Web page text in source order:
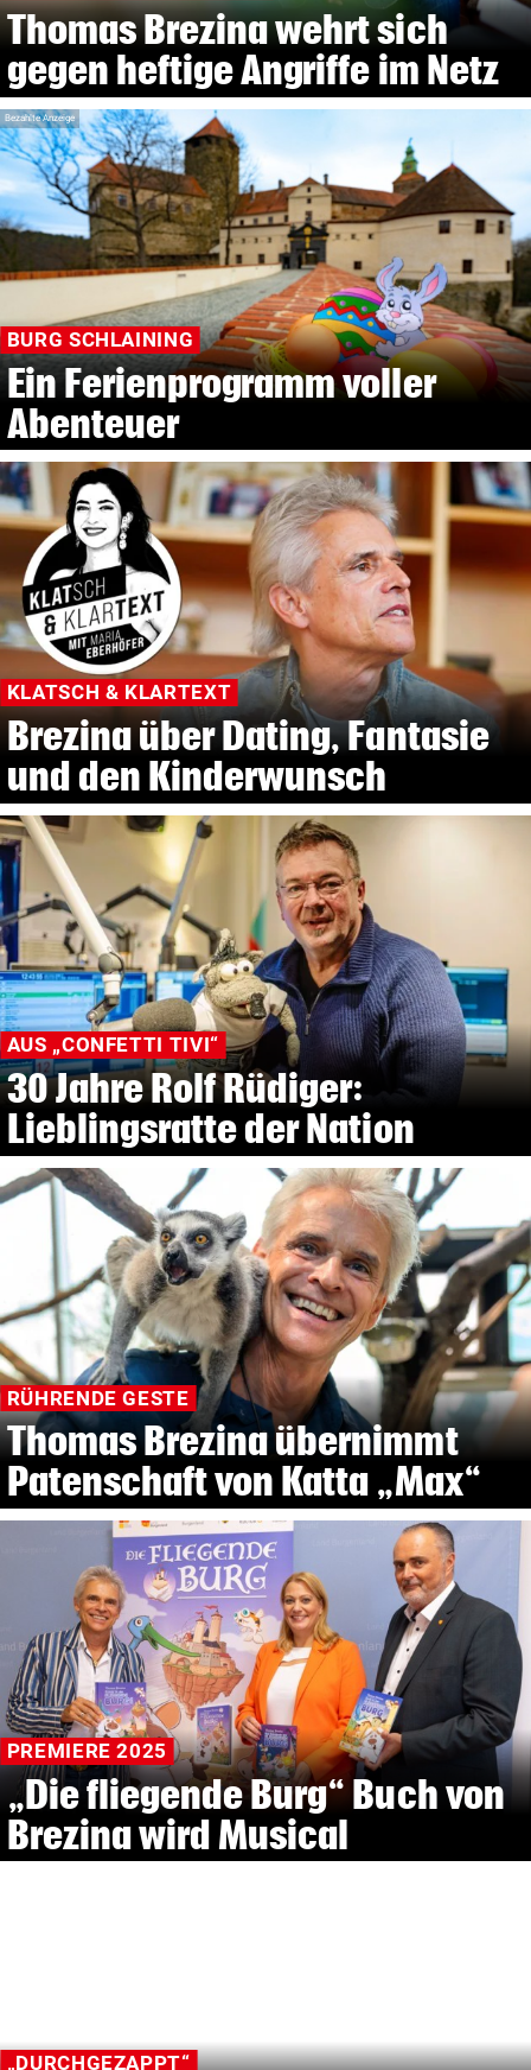
Thomas Brezina wehrt sich
gegen heftige Angriffe im Netz
BURG SCHLAINING
Ein Ferienprogramm voller
Abenteuer
Bezahlte Anzeige
KLATSCH & KLARTEXT
Brezina über Dating, Fantasie
und den Kinderwunsch
AUS „CONFETTI TIVI“
30 Jahre Rolf Rüdiger:
Lieblingsratte der Nation
RÜHRENDE GESTE
Thomas Brezina übernimmt
Patenschaft von Katta „Max“
PREMIERE 2025
„Die fliegende Burg“ Buch von
Brezina wird Musical
„DURCHGEZAPPT“